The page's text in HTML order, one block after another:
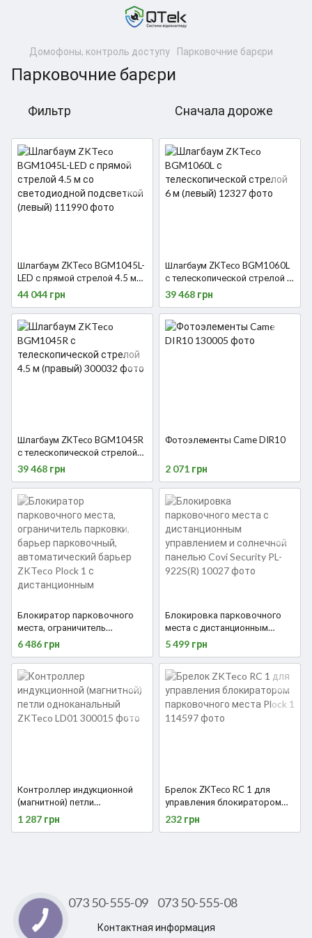
Домофоны, контроль доступу Парковочние барєри
Парковочние барєри
Фильтр Сначала дороже
Шлагбаум ZKTeco BGM1045L-
LED с прямой стрелой 4.5 м
со светодиодной подсветкой
44 044 грн
Шлагбаум ZKTeco BGM1060L
с телескопической стрелой 6
м (левый)
39 468 грн
Шлагбаум ZKTeco BGM1045R
с телескопической стрелой
4.5 м (правый)
39 468 грн
Фотоэлементы Came DIR10
2 071 грн
Блокиратор парковочного
места, ограничитель
парковки, барьер
парковочный,
автоматический барьер
ZKTeco Plock 1 с
дистанционным управлением
6 486 грн
Блокировка парковочного
места с дистанционным
управлением и солнечной
панелью Covi Security PL-
922S(R)
5 499 грн
Контроллер индукционной
(магнитной) петли
одноканальный ZKTeco LD01
1 287 грн
Брелок ZKTeco RC 1 для
управления блокиратором
парковочного места Plock 1
232 грн
073 50-555-09 073 50-555-08
Контактная информация